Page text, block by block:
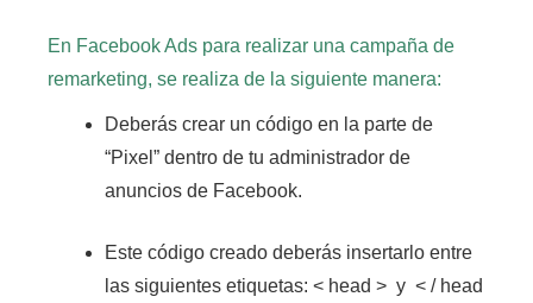
En Facebook Ads para realizar una campaña de
remarketing, se realiza de la siguiente manera:
Deberás crear un código en la parte de
“Pixel” dentro de tu administrador de
anuncios de Facebook.
Este código creado deberás insertarlo entre
las siguientes etiquetas: < head > y < / head